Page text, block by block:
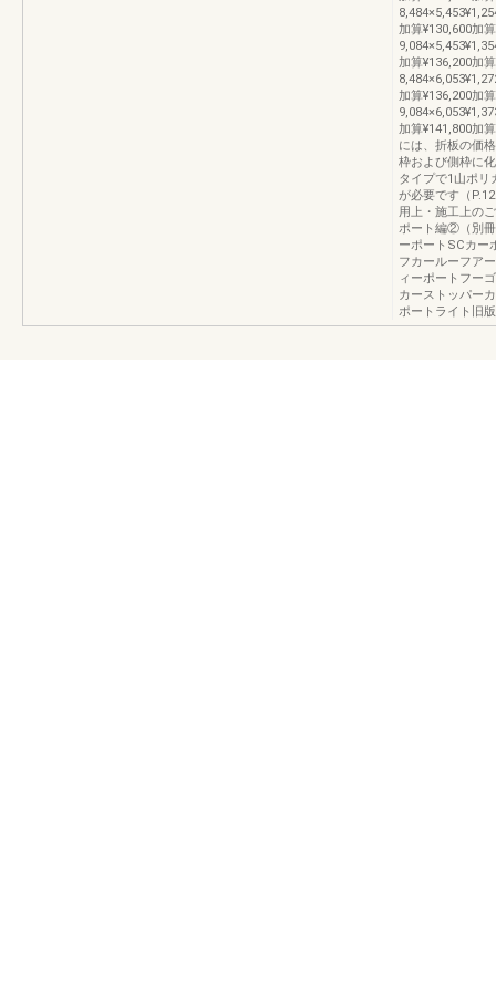
加算¥130,600加
加算¥136,200加
加算¥136,200加
加算¥141,800加
には、折板の価
枠および側枠に
タイプで1山ポ
が必要です（
用上・施工上の
ポート編②（別冊
ーポートSCカー
フカールーフア
ィーポートフー
カーストッパー
ポートライト旧